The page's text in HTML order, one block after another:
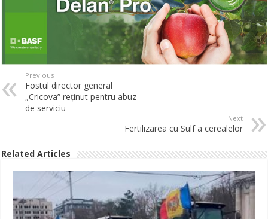
Previous
Fostul director general
„Cricova” reținut pentru abuz
de serviciu
Next
Fertilizarea cu Sulf a cerealelor
Related Articles